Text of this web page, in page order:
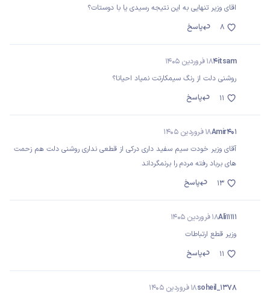
اقای وزیر تنهایی به این نتیجه رسیدی یا با دوستات؟
پاسخ
8
4itsam18 فروردین 1405
روشنی دلت از رنگ سیمکارتت نمیاد احیانا؟
پاسخ
11
Amir40118 فروردین 1405
آقای وزیر خودت سیم سفید داری درکی از قطعی نداری روشنی دلت هم زحمت
های برباد رفته مردم را برنمگرداند
پاسخ
13
Ali1111118 فروردین 1405
وزیر قطع ارتباطات
پاسخ
11
soheil_137818 فروردین 1405